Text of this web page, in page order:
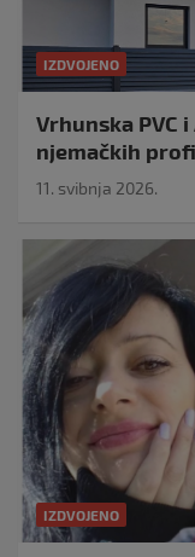
IZDVOJENO
Vrhunska PVC
njemačkih
11. svibnja 2026.
IZDVOJENO